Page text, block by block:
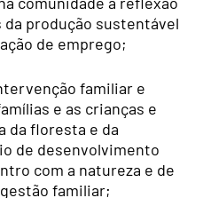
produção sustentável
de emprego;
familiar e
e as crianças e
da floresta e da
de desenvolvimento
com a natureza e de
familiar;